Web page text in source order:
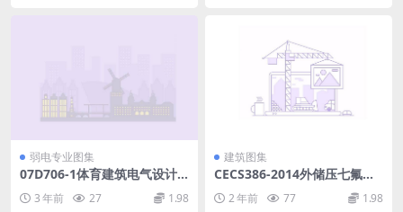
弱电专业图集
07D706-1体育建筑电气设计
3 年前 27 1.98
建筑图集
CECS386-2014外储压七氟丙
2 年前 77 1.98